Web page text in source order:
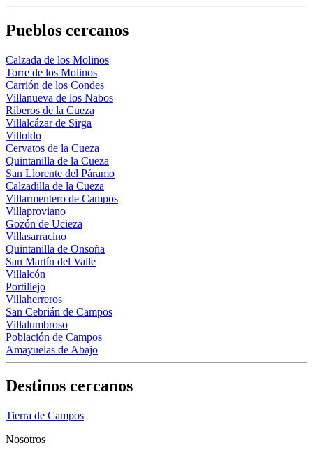
Pueblos cercanos
Calzada de los Molinos
Torre de los Molinos
Carrión de los Condes
Villanueva de los Nabos
Riberos de la Cueza
Villalcázar de Sirga
Villoldo
Cervatos de la Cueza
Quintanilla de la Cueza
San Llorente del Páramo
Calzadilla de la Cueza
Villarmentero de Campos
Villaproviano
Gozón de Ucieza
Villasarracino
Quintanilla de Onsoña
San Martín del Valle
Villalcón
Portillejo
Villaherreros
San Cebrián de Campos
Villalumbroso
Población de Campos
Amayuelas de Abajo
Destinos cercanos
Tierra de Campos
Nosotros